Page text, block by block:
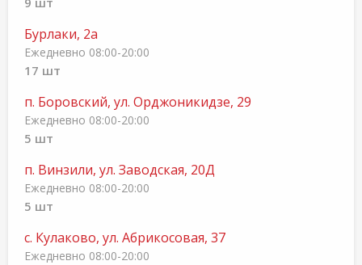
Бурлаки, 2а
Ежедневно 08:00-20:00
17 шт
п. Боровский, ул. Орджоникидзе, 29
Ежедневно 08:00-20:00
5 шт
п. Винзили, ул. Заводская, 20Д
Ежедневно 08:00-20:00
5 шт
с. Кулаково, ул. Абрикосовая, 37
Ежедневно 08:00-20:00